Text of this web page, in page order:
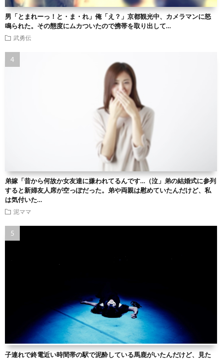
男「とまれーっ！と・ま・れ」俺「え？」京都観光中、カメラマンに怒
鳴られた。その態度にムカついたので携帯を取り出して…
武勇伝
弟嫁「昔から何故か女友達に嫌われてるんです…（泣」弟の結婚式に参列
すると新婦友人席が空っぽだった。弟や両親は慰めていたんだけど、私
は気付いた…
泥ママ
子連れで終電近い時間帯の駅で泥酔している馬鹿がいたんだけど、見た